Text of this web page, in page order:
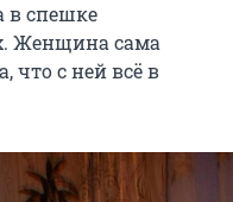
в спешке
Женщина сама
что с ней всё в